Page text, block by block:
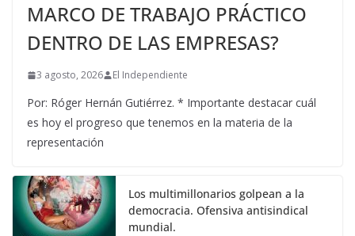
MARCO DE TRABAJO PRÁCTICO
DENTRO DE LAS EMPRESAS?
3 agosto, 2026 El Independiente
Por: Róger Hernán Gutiérrez. * Importante destacar cuál
es hoy el progreso que tenemos en la materia de la
representación
Los multimillonarios golpean a la
democracia. Ofensiva antisindical
mundial.